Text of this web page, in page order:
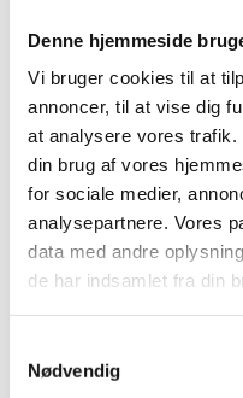
Denne hjemmeside
Vi bruger cookies til at
annoncer, til at vise dig
at analysere vores trafik.
din brug af vores
for sociale medier,
analysepartnere. Vores
data med andre
de har indsamlet fra din
Nødvendig
I billedet overfor
skal have 30
December har
September har
har 7,5 point
Gratis video: